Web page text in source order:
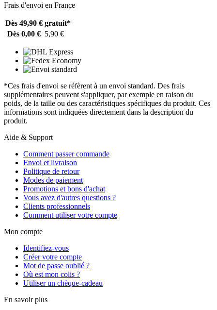
Frais d'envoi en France
Dès 49,90 € gratuit*
Dès 0,00 € 5,90 €
*Ces frais d'envoi se réfèrent à un envoi standard. Des frais
supplémentaires peuvent s'appliquer, par exemple en raison du
poids, de la taille ou des caractéristiques spécifiques du produit. Ces
informations sont indiquées directement dans la description du
produit.
Aide & Support
Comment passer commande
Envoi et livraison
Politique de retour
Modes de paiement
Promotions et bons d'achat
Vous avez d'autres questions ?
Clients professionnels
Comment utiliser votre compte
Mon compte
Identifiez-vous
Créer votre compte
Mot de passe oublié ?
Où est mon colis ?
Utiliser un chèque-cadeau
En savoir plus